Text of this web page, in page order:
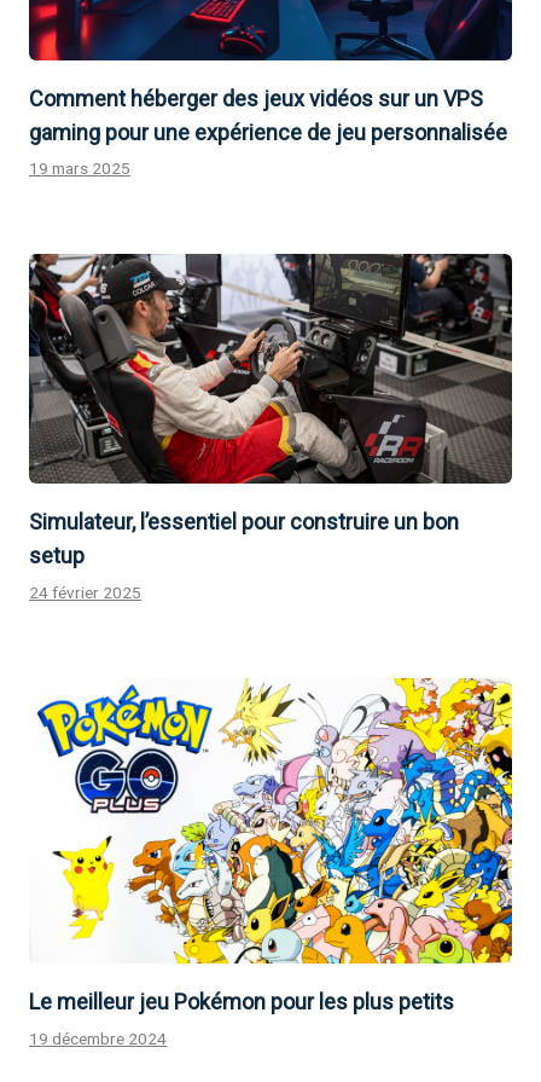
Comment héberger des jeux vidéos sur un VPS
gaming pour une expérience de jeu personnalisée
19 mars 2025
Simulateur, l’essentiel pour construire un bon
setup
24 février 2025
Le meilleur jeu Pokémon pour les plus petits
19 décembre 2024